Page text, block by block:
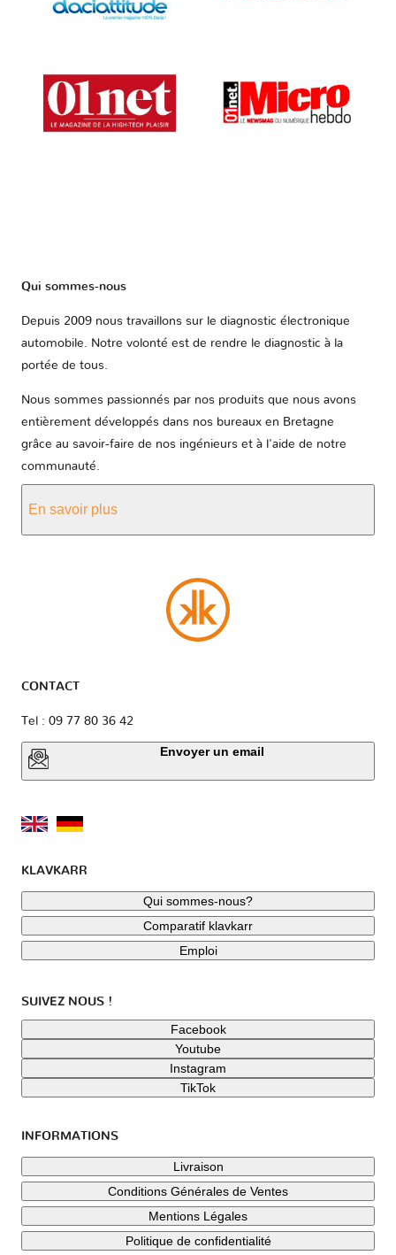
Qui sommes-nous
Depuis 2009 nous travaillons sur le diagnostic électronique
automobile. Notre volonté est de rendre le diagnostic à la
portée de tous.
Nous sommes passionnés par nos produits que nous avons
entièrement développés dans nos bureaux en Bretagne
grâce au savoir-faire de nos ingénieurs et à l'aide de notre
communauté.
En savoir plus
CONTACT
Tel : 09 77 80 36 42
Envoyer un email
KLAVKARR
Qui sommes-nous?
Comparatif klavkarr
Emploi
SUIVEZ NOUS !
Facebook
Youtube
Instagram
TikTok
INFORMATIONS
Livraison
Conditions Générales de Ventes
Mentions Légales
Politique de confidentialité